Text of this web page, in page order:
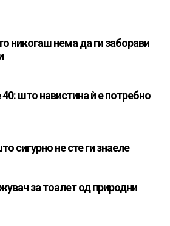
никогаш нема да ги заборави
што навистина ѝ е потребно
сигурно не сте ги знаеле
за тоалет од природни